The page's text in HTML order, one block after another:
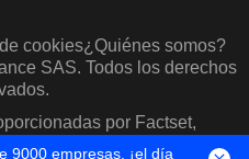
cookies¿Quiénes somos?
SAS. Todos los derechos
por Factset,
Capital IQ
9000 empresas, ¡el día